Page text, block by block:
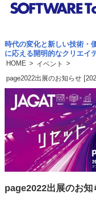
時代の変化と新しい技術・
に応える開明的なクリエイ
HOME > イベント >
page2022出展のお知らせ
page2022出展のお知